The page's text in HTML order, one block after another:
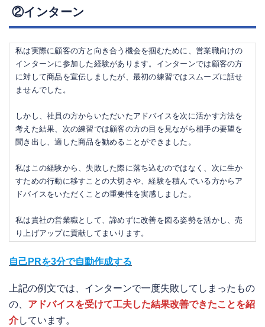
②インターン
私は実際に顧客の方と向き合う機会を掴むために、営業職向けの
インターンに参加した経験があります。インターンでは顧客の方
に対して商品を宣伝しましたが、最初の練習ではスムーズに話せ
ませんでした。
しかし、社員の方からいただいたアドバイスを次に活かす方法を
考えた結果、次の練習では顧客の方の目を見ながら相手の要望を
聞き出し、適した商品を勧めることができました。
私はこの経験から、失敗した際に落ち込むのではなく、次に生か
すための行動に移すことの大切さや、経験を積んでいる方からア
ドバイスをいただくことの重要性を実感しました。
私は貴社の営業職として、諦めずに改善を図る姿勢を活かし、売
り上げアップに貢献してまいります。
自己PRを3分で自動作成する
上記の例文では、インターンで一度失敗してしまったもの
の、 アドバイスを受けて工夫した結果改善できたことを紹
介しています。